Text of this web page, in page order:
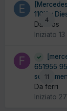
4
110Kw
Da Eros
Iniziato
11
651955
Da ferri
Iniziato